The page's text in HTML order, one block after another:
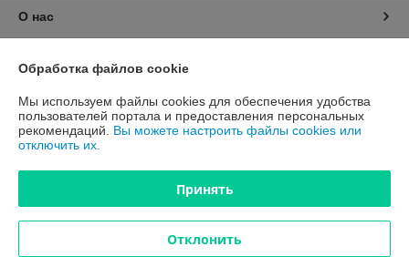
О нас
Доставка и оплата
График работы
Обработка файлов cookie
Мы используем файлы cookies для обеспечения удобства
пользователей портала и предоставления персональных
рекомендаций. Вы можете настроить файлы cookies или
отключить их.
Принять
Отклонить